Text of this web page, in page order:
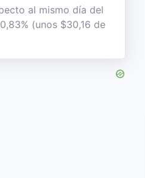
al mismo día del
(unos $30,16 de